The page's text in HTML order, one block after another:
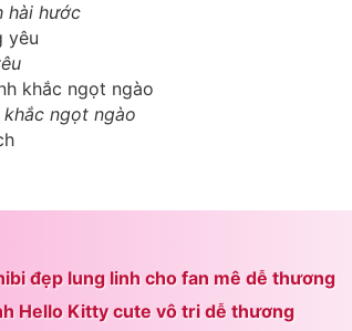
hài hước
ngọt ngào
đẹp lung linh cho fan mê dễ thương
Hello Kitty cute vô tri dễ thương